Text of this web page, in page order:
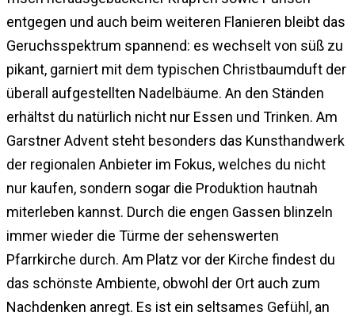
entgegen und auch beim weiteren Flanieren bleibt das
Geruchsspektrum spannend: es wechselt von süß zu
pikant, garniert mit dem typischen Christbaumduft der
überall aufgestellten Nadelbäume. An den Ständen
erhältst du natürlich nicht nur Essen und Trinken. Am
Garstner Advent steht besonders das Kunsthandwerk
der regionalen Anbieter im Fokus, welches du nicht
nur kaufen, sondern sogar die Produktion hautnah
miterleben kannst. Durch die engen Gassen blinzeln
immer wieder die Türme der sehenswerten
Pfarrkirche durch. Am Platz vor der Kirche findest du
das schönste Ambiente, obwohl der Ort auch zum
Nachdenken anregt. Es ist ein seltsames Gefühl, an